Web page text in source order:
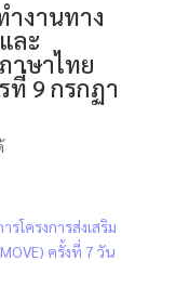
งานทาง
ละ
าษาไทย
ที่ 9 กรกฏา
โครงการส่งเสริม
ครั้งที่ 7 วัน